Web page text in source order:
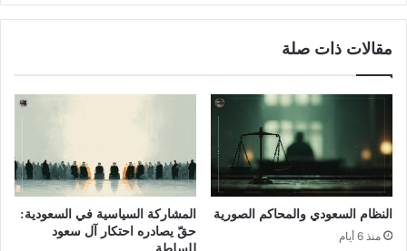
مقالات ذات صلة
النظام السعودي والمحاكم الصورية
منذ 6 أيام
المشاركة السياسية في السعودية:
حقّ يصادره احتكار آل سعود